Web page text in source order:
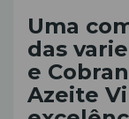
Uma
das
e
Azeite